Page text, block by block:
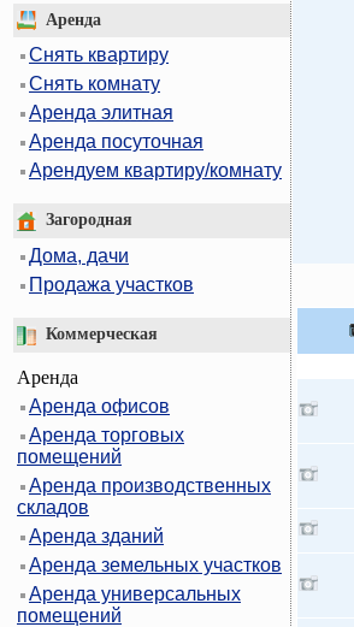
Аренда
Снять квартиру
Снять комнату
Аренда элитная
Аренда посуточная
Арендуем квартиру/комнату
Загородная
Дома, дачи
Продажа участков
Коммерческая
Аренда
Аренда офисов
Аренда торговых
помещений
Аренда производственных
складов
Аренда зданий
Аренда земельных участков
Аренда универсальных
помещений